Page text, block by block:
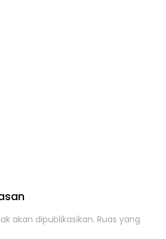
akan dipublikasikan. Ruas yang